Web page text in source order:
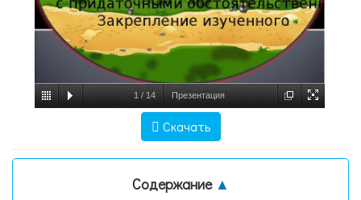
1 / 14 Презентация
придаточными обстоятельственными.
презентац, слайд №1
Скачать
Содержание ▲